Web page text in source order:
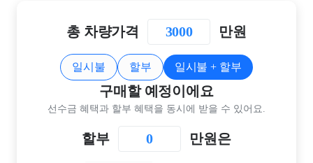
총 차량가격 만원
일시불 할부 일시불 + 할부
구매할 예정이에요
선수금 혜택과 할부 혜택을 동시에 받을 수 있어요.
할부 만원은